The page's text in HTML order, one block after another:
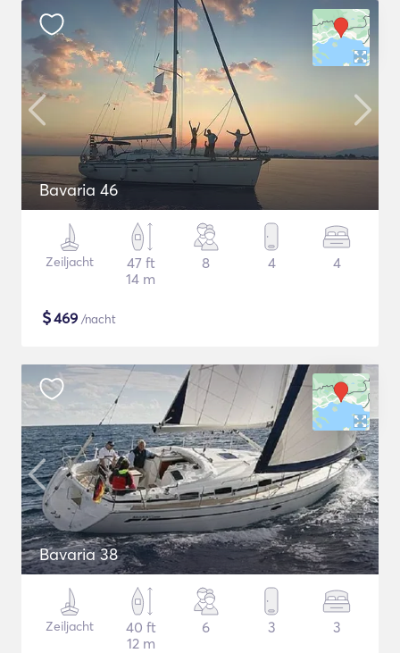
Bavaria 46
Zeiljacht
47 ft
14 m
8 4 4
$469 /nacht
Bavaria 38
Zeiljacht
40 ft
12 m
6 3 3